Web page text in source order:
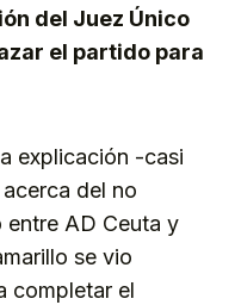
del Juez Único
el partido para
explicación -casi
del no
entre AD Ceuta y
se vio
completar el